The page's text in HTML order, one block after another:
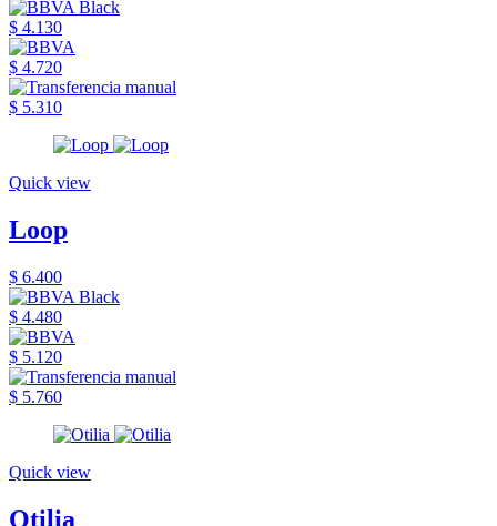
$ 4.130
$ 4.720
$ 5.310
Quick view
Loop
$ 6.400
$ 4.480
$ 5.120
$ 5.760
Quick view
Otilia